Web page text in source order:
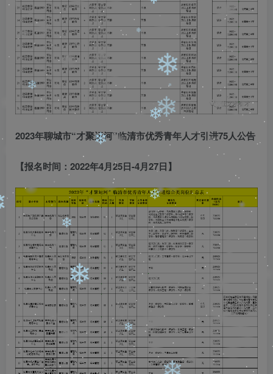
2023年聊城市“才聚运河”临清市优秀青年人才引进75人公告
【报名时间：2022年4月25日-4月27日】
❄
❄
❄
❄
❄
❄
❄
❄
❄
❄
❄
❄
❄
❄
❄